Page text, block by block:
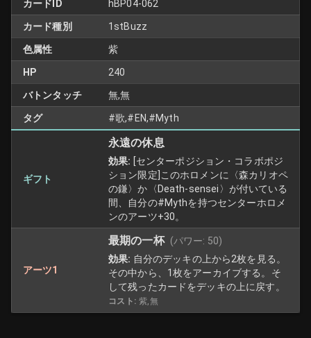
カードID hBP04-062
カード種別 1stBuzz
色属性 紫
HP 240
バトンタッチ 無,無
タグ #歌,#EN,#Myth
ギフト
永遠の休息
効果: [センターポジション・コラボポジ
ション限定]このホロメンに〈森カリオペ
の鎌〉か〈Death-sensei〉が付いている
間、自分の#Mythを持つセンターホロメ
ンのアーツ+30。
アーツ1
最期の一杯 (パワー: 50)
効果: 自分のデッキの上から2枚を見る。
その中から、1枚をアーカイブする。そ
して残ったカードをデッキの上に戻す。
コスト: 紫,無